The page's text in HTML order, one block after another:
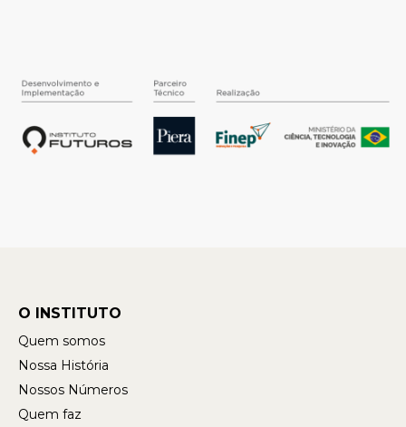
O INSTITUTO
Quem somos
Nossa História
Nossos Números
Quem faz